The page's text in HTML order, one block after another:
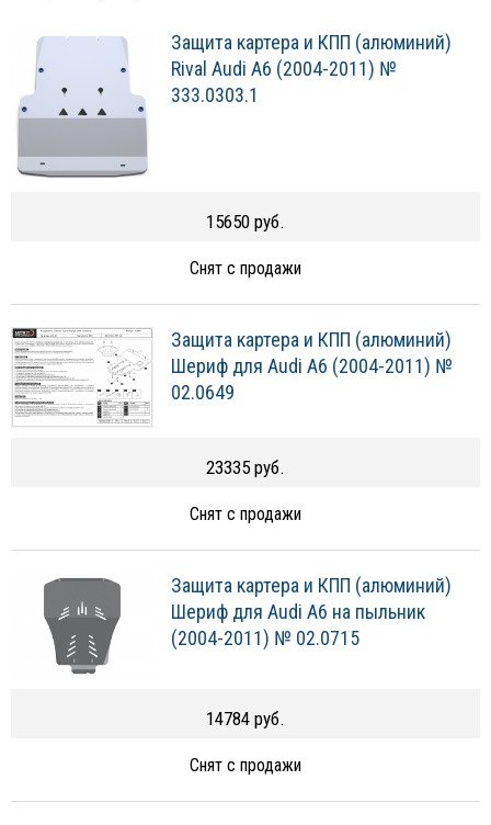
Защита картера и КПП (алюминий)
Rival Audi A6 (2004-2011) №
333.0303.1
15650 руб.
Снят с продажи
Защита картера и КПП (алюминий)
Шериф для Audi A6 (2004-2011) №
02.0649
23335 руб.
Снят с продажи
Защита картера и КПП (алюминий)
Шериф для Audi A6 на пыльник
(2004-2011) № 02.0715
14784 руб.
Снят с продажи